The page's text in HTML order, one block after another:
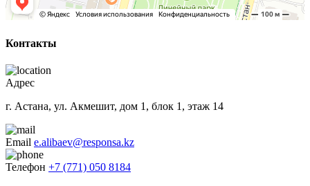
Контакты
Адрес
г. Астана, ул. Акмешит, дом 1, блок 1, этаж 14
Email e.alibaev@responsa.kz
Телефон +7 (771) 050 8184